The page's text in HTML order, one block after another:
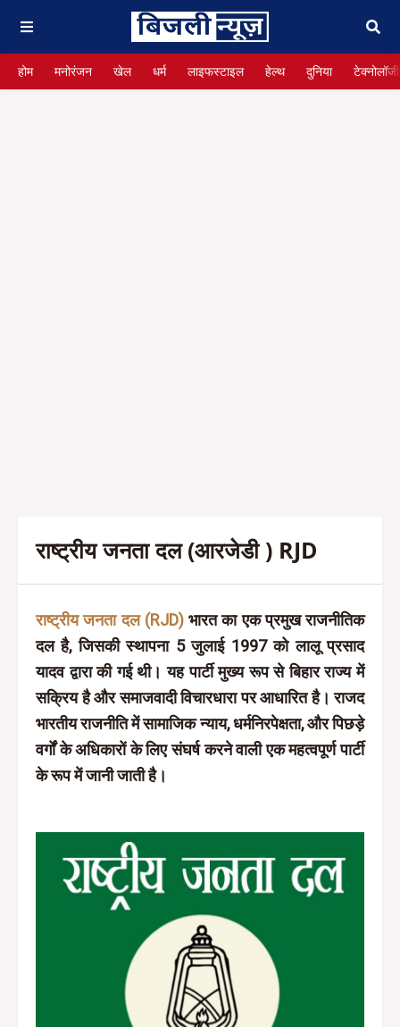
होम मनोरंजन खेल धर्म लाइफस्टाइल हेल्थ दुनिया टेक्नोलॉजी
राष्ट्रीय जनता दल (आरजेडी ) RJD
राष्ट्रीय जनता दल (RJD)भारत का एक प्रमुख राजनीतिक
दल है, जिसकी स्थापना 5 जुलाई 1997 को लालू प्रसाद
यादव द्वारा की गई थी। यह पार्टी मुख्य रूप से बिहार राज्य में
सक्रिय है और समाजवादी विचारधारा पर आधारित है। राजद
भारतीय राजनीति में सामाजिक न्याय, धर्मनिरपेक्षता, और पिछड़े
वर्गों के अधिकारों के लिए संघर्ष करने वाली एक महत्वपूर्ण पार्टी
के रूप में जानी जाती है।